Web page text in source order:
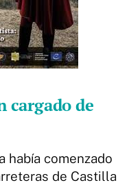
cargado de
había comenzado
de Castilla